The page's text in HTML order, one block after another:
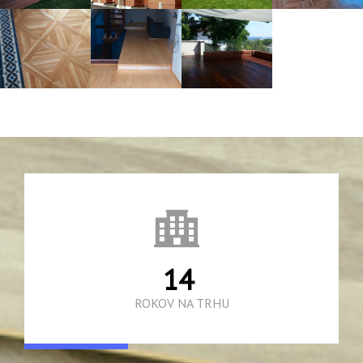
LEARN MORE LEARN MORE LEARN MORE
21
ROKOV NA TRHU